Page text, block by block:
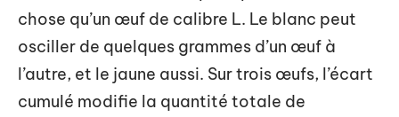
chose qu’un œuf de calibre L. Le blanc peut
osciller de quelques grammes d’un œuf à
l’autre, et le jaune aussi. Sur trois œufs, l’écart
cumulé modifie la quantité totale de